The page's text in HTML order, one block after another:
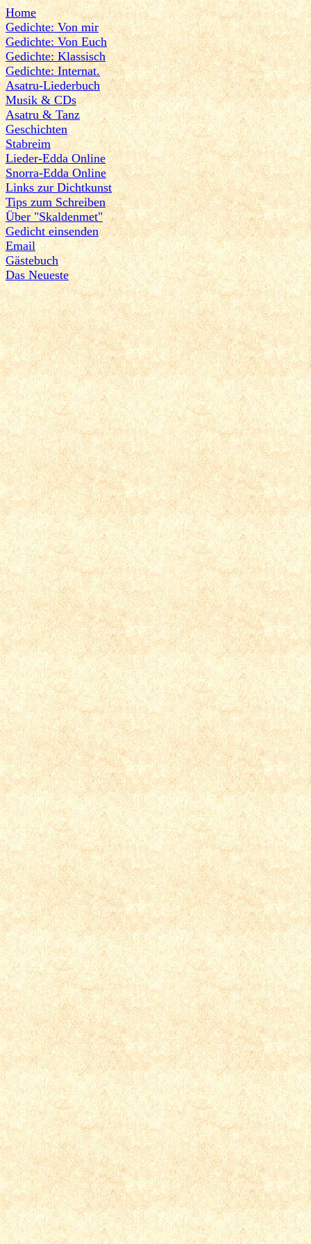
Home
Gedichte: Von mir
Gedichte: Von Euch
Gedichte: Klassisch
Gedichte: Internat.
Asatru-Liederbuch
Musik & CDs
Asatru & Tanz
Geschichten
Stabreim
Lieder-Edda Online
Snorra-Edda Online
Links zur Dichtkunst
Tips zum Schreiben
Über "Skaldenmet"
Gedicht einsenden
Email
Gästebuch
Das Neueste